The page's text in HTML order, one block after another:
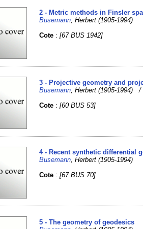
2 - Metric methods in Finsler
Busemann, Herbert (1905-1994)
Cote :[67 BUS 1942]
3 - Projective geometry and
Busemann , Herbert (1905-
Cote :[60 BUS 53]
4 - Recent synthetic differential
Busemann, Herbert (1905-1994)
Cote :[67 BUS 70]
5 - The geometry of geodesics